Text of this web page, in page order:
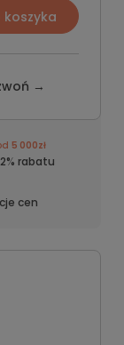
koszyka
→
5 000zł
rabatu
cen